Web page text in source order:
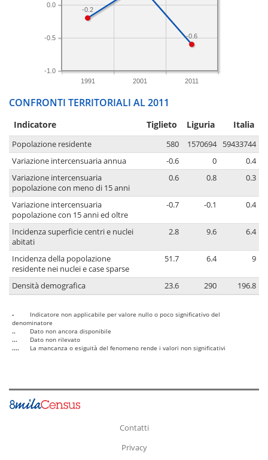
1991 2001 2011
-1.0
-0.5
0.0
-0.6
-0.2
CONFRONTI TERRITORIALI AL 2011
Indicatore Tiglieto Liguria Italia
Popolazione residente 580 1570694
59433744
Variazione intercensuaria annua
-0.6 0
0.4
Variazione intercensuaria
popolazione con meno di 15 anni
0.6 0.8 0.3
Variazione intercensuaria
popolazione con 15 anni ed oltre
-0.7 -0.1 0.4
Incidenza superficie centri e nuclei
abitati
2.8 9.6 6.4
Incidenza della popolazione
residente nei nuclei e case sparse
51.7 6.4 9
Densità demografica 23.6 290 196.8
-
Indicatore non applicabile per valore nullo o poco significativo del
denominatore
..
Dato non ancora disponibile
...
Dato non rilevato
....
La mancanza o esiguità del fenomeno rende i valori non significativi
Contatti
Privacy